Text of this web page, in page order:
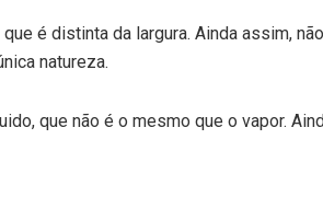
é distinta da largura. Ainda assim,
natureza.
que não é o mesmo que o vapor.